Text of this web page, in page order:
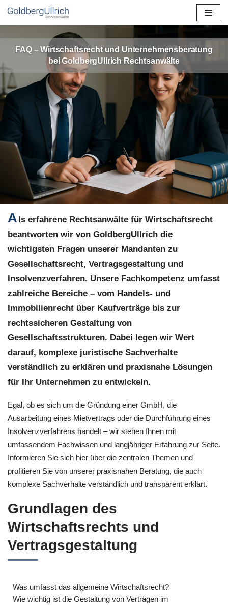
Zum
Inhalt
springen
FAQ – Wirtschaftsrecht und Unternehmensberatung
bei GoldbergUllrich Rechtsanwälte
A ls erfahrene Rechtsanwälte für Wirtschaftsrecht
beantworten wir von GoldbergUllrich die
wichtigsten Fragen unserer Mandanten zu
Gesellschaftsrecht, Vertragsgestaltung und
Insolvenzverfahren. Unsere Fachkompetenz umfasst
zahlreiche Bereiche – vom Handels- und
Immobilienrecht über Kaufverträge bis zur
rechtssicheren Gestaltung von
Gesellschaftsstrukturen. Dabei legen wir Wert
darauf, komplexe juristische Sachverhalte
verständlich zu erklären und praxisnahe Lösungen
für Ihr Unternehmen zu entwickeln.
Egal, ob es sich um die Gründung einer GmbH, die
Ausarbeitung eines Mietvertrags oder die Durchführung eines
Insolvenzverfahrens handelt – wir stehen Ihnen mit
umfassendem Fachwissen und langjähriger Erfahrung zur Seite.
Informieren Sie sich hier über die zentralen Themen und
profitieren Sie von unserer praxisnahen Beratung, die auch
komplexe Sachverhalte verständlich und transparent erklärt.
Grundlagen des
Wirtschaftsrechts und
Vertragsgestaltung
Was umfasst das allgemeine Wirtschaftsrecht?
Wie wichtig ist die Gestaltung von Verträgen im